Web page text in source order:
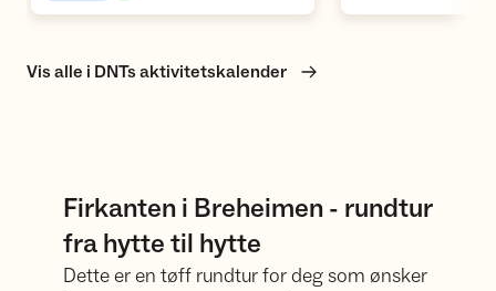
Vis alle i DNTs aktivitetskalender
Firkanten i Breheimen - rundtur
fra hytte til hytte
Dette er en tøff rundtur for deg som ønsker